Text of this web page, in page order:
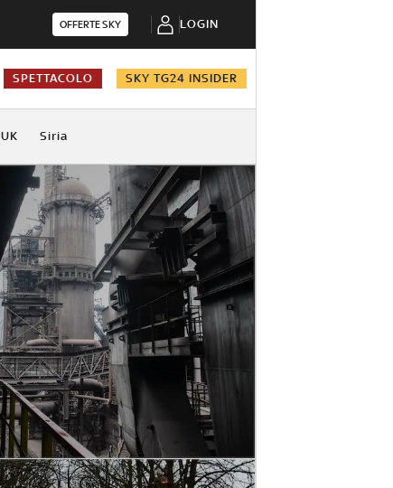
OFFERTE SKY LOGIN
SPETTACOLO SKY TG24 INSIDER
UK Siria